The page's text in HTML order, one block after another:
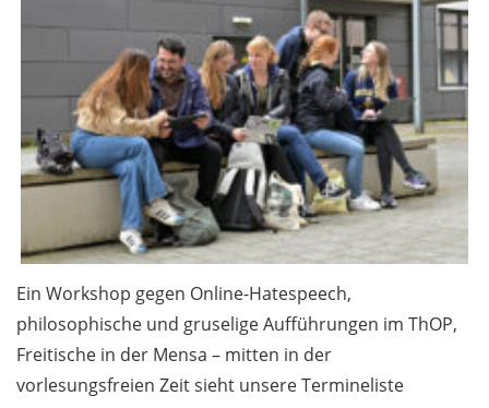
Ein Workshop gegen Online-Hatespeech,
philosophische und gruselige Aufführungen im ThOP,
Freitische in der Mensa – mitten in der
vorlesungsfreien Zeit sieht unsere Termineliste